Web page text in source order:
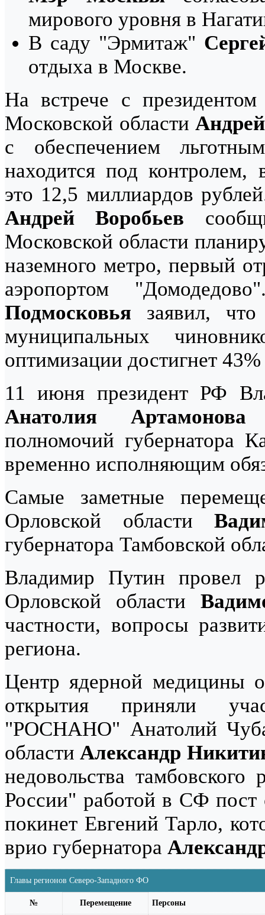
мирового уровня в
В саду "Эрмитаж"
отдыха в Москве.
На встрече с
Московской области
с обеспечением
находится под контролем,
это 12,5 миллиардов
Андрей Воробьев
Московской области
наземного метро, первый
аэропортом
Подмосковья заявил, что
муниципальных
оптимизации достигнет 43%
11 июня президент РФ
Анатолия Артамонова
полномочий губернатора
временно исполняющим
Самые заметные
Орловской области
губернатора Тамбовской
Владимир Путин провел
Орловской области
частности, вопросы
региона.
Центр ядерной медицины
открытия приняли
"РОСНАНО" Анатолий
областиАлександр
недовольства тамбовского
России" работой в СФ пост
покинет Евгений Тарло,
врио губернатора
Главы регионов Северо-Западного ФО
№ Перемещение
Персоны